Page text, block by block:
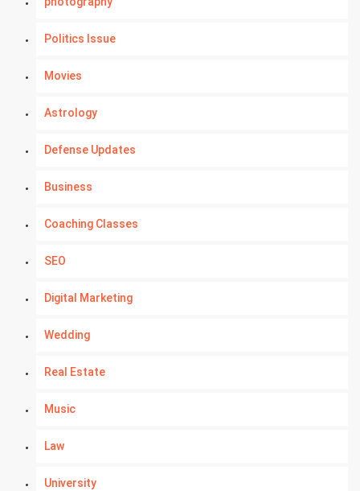
Politics Issue
Movies
Astrology
Defense Updates
Business
Coaching Classes
SEO
Digital Marketing
Wedding
Real Estate
Music
Law
University